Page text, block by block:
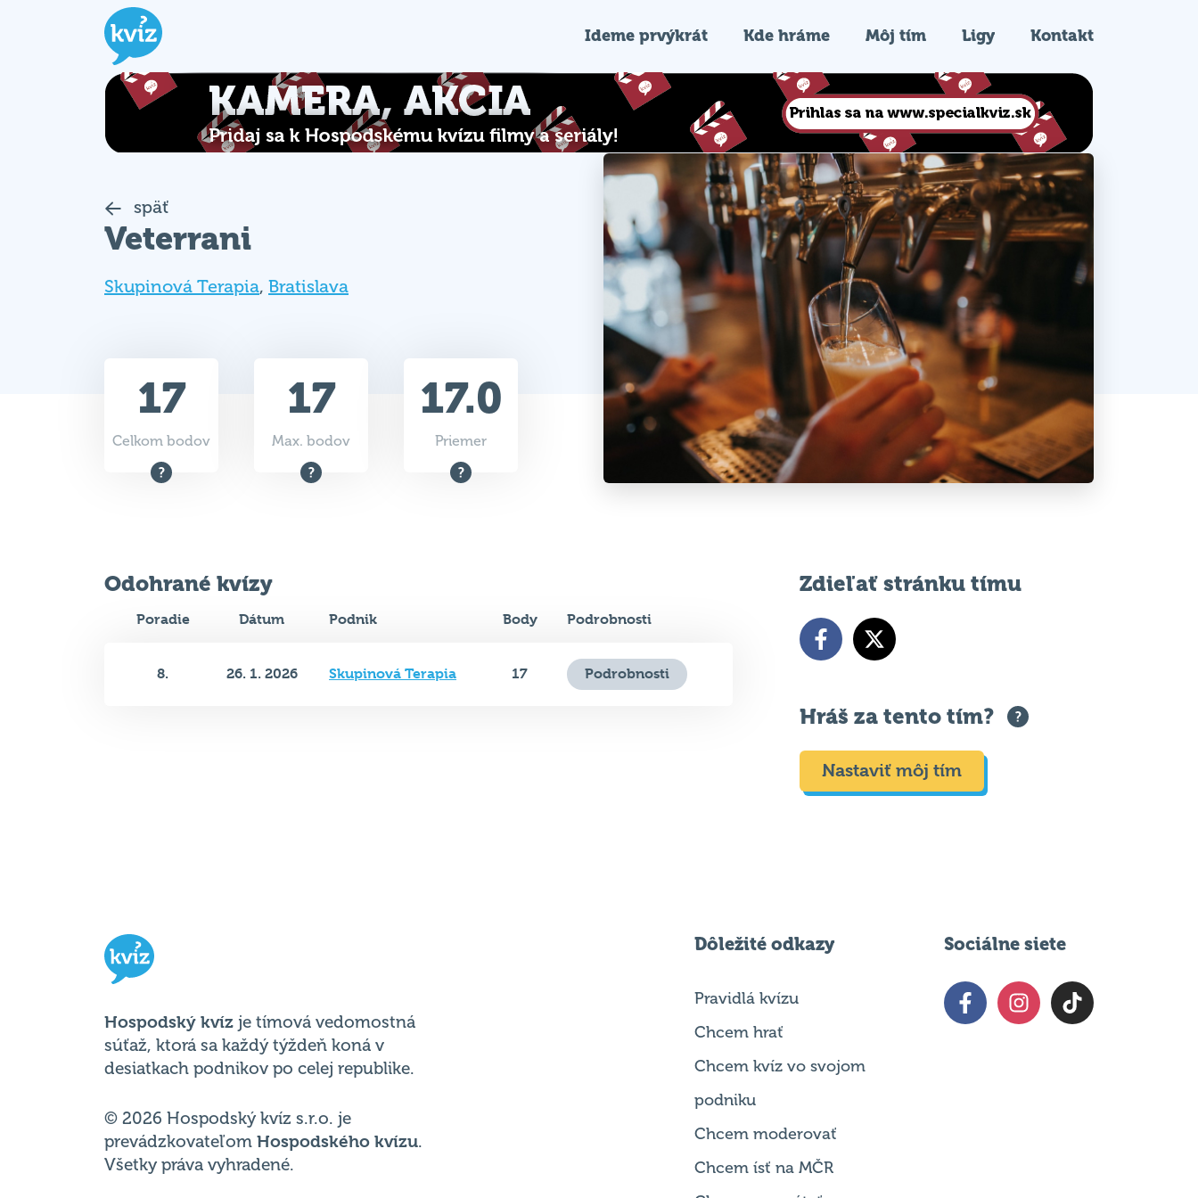
Ideme prvýkrát Kde hráme Môj tím Ligy Kontakt
späť
Veterrani
Skupinová Terapia, Bratislava
17
Celkom bodov
17
Max. bodov
17.0
Priemer
Odohrané kvízy
Poradie Dátum Podnik Body Podrobnosti
8. 26. 1. 2026 Skupinová Terapia 17 Podrobnosti
Zdieľať stránku tímu
Hráš za tento tím?
Nastaviť môj tím
Hospodský kvíz je tímová vedomostná
súťaž, ktorá sa každý týždeň koná v
desiatkach podnikov po celej republike.
© 2026 Hospodský kvíz s.r.o. je
prevádzkovateľom Hospodského kvízu.
Všetky práva vyhradené.
Dôležité odkazy
Pravidlá kvízu
Chcem hrať
Chcem kvíz vo svojom
podniku
Chcem moderovať
Chcem ísť na MČR
Sociálne siete